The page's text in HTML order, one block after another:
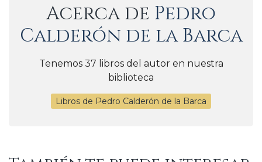
Acerca de Pedro
Calderón de la Barca
Tenemos 37 libros del autor en nuestra
biblioteca
Libros de Pedro Calderón de la Barca